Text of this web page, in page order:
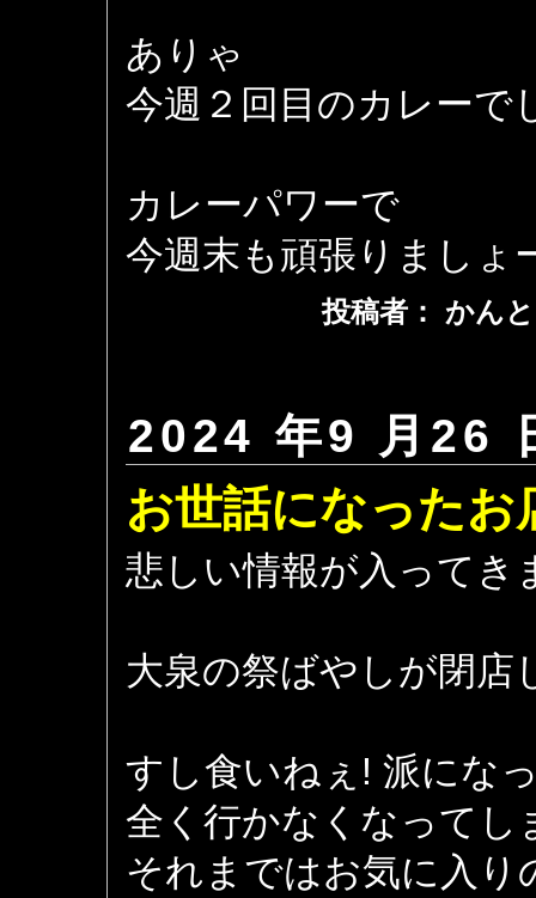
ありゃ
今週２回目のカレーで
カレーパワーで
今週末も頑張りましょ
投稿者： かん
2024 年9 月26
お世話になったお
悲しい情報が入ってき
大泉の祭ばやしが閉店
すし食いねぇ! 派にな
全く行かなくなってし
それまではお気に入り